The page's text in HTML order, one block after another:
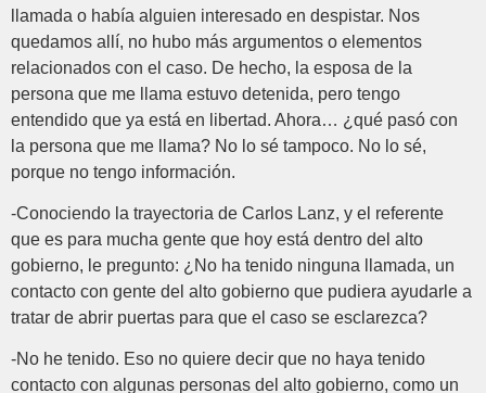
llamada o había alguien interesado en despistar. Nos
quedamos allí, no hubo más argumentos o elementos
relacionados con el caso. De hecho, la esposa de la
persona que me llama estuvo detenida, pero tengo
entendido que ya está en libertad. Ahora… ¿qué pasó con
la persona que me llama? No lo sé tampoco. No lo sé,
porque no tengo información.
-Conociendo la trayectoria de Carlos Lanz, y el referente
que es para mucha gente que hoy está dentro del alto
gobierno, le pregunto: ¿No ha tenido ninguna llamada, un
contacto con gente del alto gobierno que pudiera ayudarle a
tratar de abrir puertas para que el caso se esclarezca?
-No he tenido. Eso no quiere decir que no haya tenido
contacto con algunas personas del alto gobierno, como un